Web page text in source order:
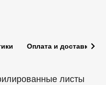
Оплата и доставка
листы